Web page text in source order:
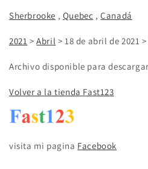
Sherbrooke , Quebec , Canadá
2021 > Abril > 18 de abril de 2021
Archivo disponible para descargar
Volver a la tienda Fast123
visita mi pagina Facebook